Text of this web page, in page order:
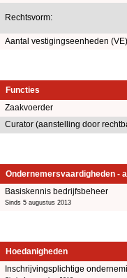
Rechtsvorm:
Aantal vestigingseenheden
Functies
Zaakvoerder
Curator (aanstelling door
Ondernemersvaardigheden -
Basiskennis bedrijfsbeheer
Sinds 5 augustus 2013
Hoedanigheden
Inschrijvingsplichtige